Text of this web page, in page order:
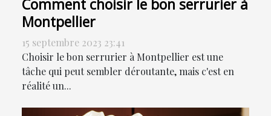
Comment choisir le bon serrurier à
Montpellier
15 septembre 2023 23:41
Choisir le bon serrurier à Montpellier est une
tâche qui peut sembler déroutante, mais c'est en
réalité un...